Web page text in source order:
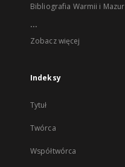
Bibliografia Warmii i Mazur
...
Zobacz więcej
Indeksy
Tytuł
Twórca
Współtwórca